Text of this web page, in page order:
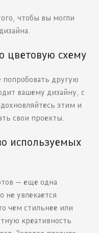
чтобы вы могли
цветовую схему
попробовать другую
вашему дизайну, с
этим и
свои проекты.
используемых
— еще одна
не увлекается
чем стильнее или
креативность